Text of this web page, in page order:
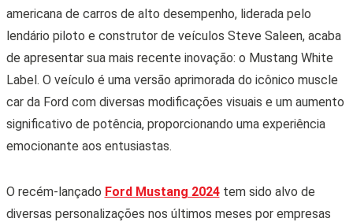
americana de carros de alto desempenho, liderada pelo
lendário piloto e construtor de veículos Steve Saleen, acaba
de apresentar sua mais recente inovação: o Mustang White
Label. O veículo é uma versão aprimorada do icônico muscle
car da Ford com diversas modificações visuais e um aumento
significativo de potência, proporcionando uma experiência
emocionante aos entusiastas.
O recém-lançado Ford Mustang 2024tem sido alvo de
diversas personalizações nos últimos meses por empresas